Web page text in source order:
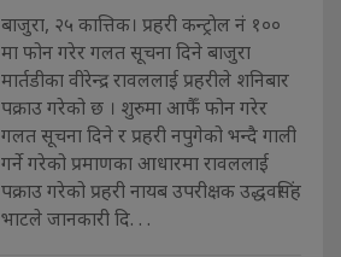
बाजुरा, २५ कात्तिक। प्रहरी कन्ट्राेल नं १००
मा फोन गरेर गलत सूचना दिने बाजुरा
मार्तडीका वीरेन्द्र रावललाई प्रहरीले शनिबार
पक्राउ गरेको छ । शुरुमा आफैँ फोन गरेर
गलत सूचना दिने र प्रहरी नपुगेको भन्दै गाली
गर्ने गरेको प्रमाणका आधारमा रावललाई
पक्राउ गरेको प्रहरी नायब उपरीक्षक उद्धवसिंह
भाटले जानकारी दि. . .